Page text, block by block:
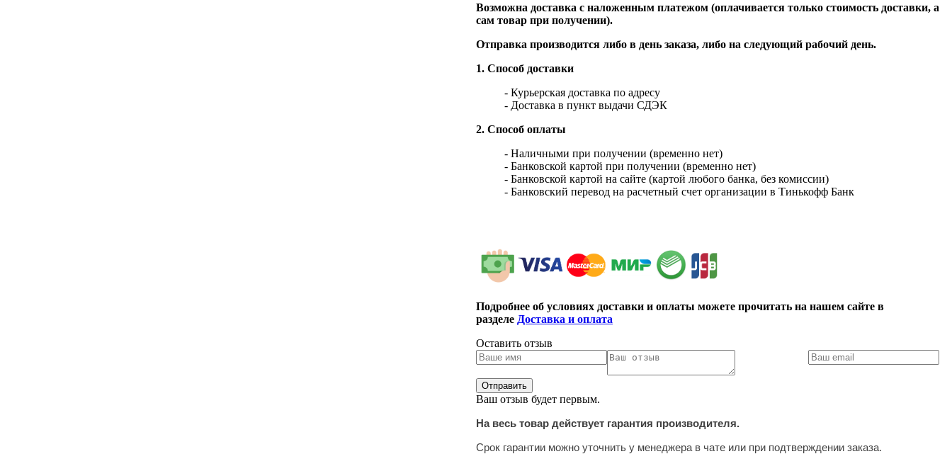
Возможна доставка с наложенным платежом (оплачивается только стоимость доставки, а
сам товар при получении).
Отправка производится либо в день заказа, либо на следующий рабочий день.
1. Способ доставки
- Курьерская доставка по адресу
- Доставка в пункт выдачи СДЭК
2. Способ оплаты
- Наличными при получении (временно нет)
- Банковской картой при получении (временно нет)
- Банковской картой на сайте (картой любого банка, без комиссии)
- Банковский перевод на расчетный счет организации в Тинькофф Банк
Подробнее об условиях доставки и оплаты можете прочитать на нашем сайте в
разделе Доставка и оплата
Оставить отзыв
Ваш отзыв будет первым.
На весь товар действует гарантия производителя.
Срок гарантии можно уточнить у менеджера в чате или при подтверждении заказа.